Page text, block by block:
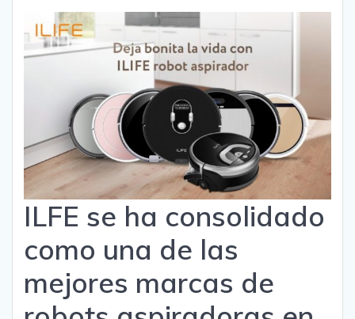
ILFE se ha consolidado
como una de las
mejores marcas de